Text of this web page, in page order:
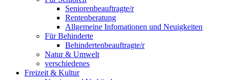
Seniorenbeauftragte/r
Rentenberatung
Allgemeine Infomationen und Neuigkeiten
Für Behinderte
Behindertenbeauftragte/r
Natur & Umwelt
verschiedenes
Freizeit & Kultur